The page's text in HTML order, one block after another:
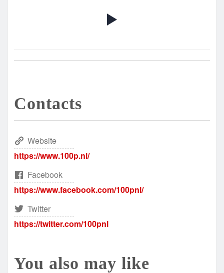
Contacts
Website
https://www.100p.nl/
Facebook
https://www.facebook.com/100pnl/
Twitter
https://twitter.com/100pnl
You also may like